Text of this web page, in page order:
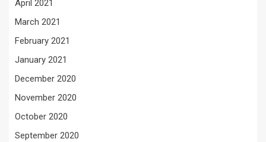
April 2021
March 2021
February 2021
January 2021
December 2020
November 2020
October 2020
September 2020